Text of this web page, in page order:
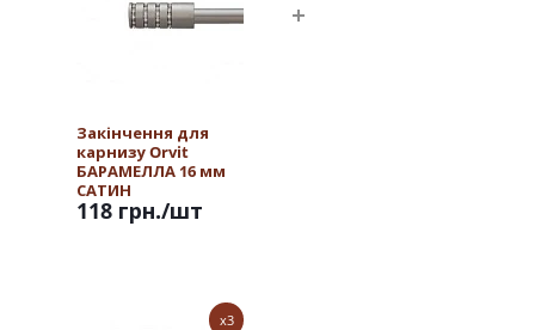
Закінчення для
карнизу Orvit
БАРАМЕЛЛА 16 мм
САТИН
118 грн./шт
x3